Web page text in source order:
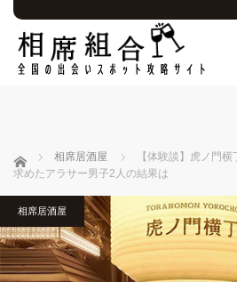
ホーム 相席居酒屋
【体験談】虎ノ門
求めたアラサー男子2人の結果は
相席居酒屋